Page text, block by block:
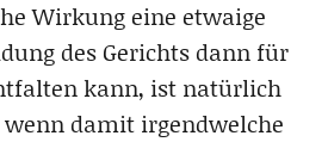
Wirkung eine etwaige
des Gerichts dann für
kann, ist natürlich
wenn damit irgendwelche